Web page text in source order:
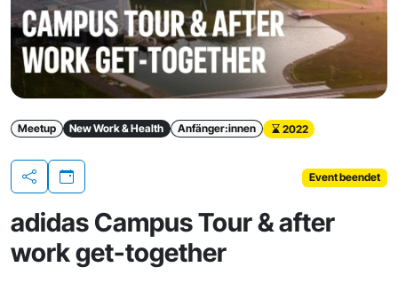
Meetup New Work & Health Anfänger:innen 2022
Teilen
Event beendet
adidas Campus Tour & after
work get-together